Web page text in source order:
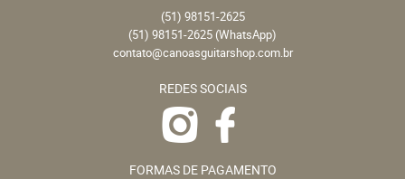
(51) 98151-2625
(51) 98151-2625 (WhatsApp)
contato@canoasguitarshop.com.br
REDES SOCIAIS
FORMAS DE PAGAMENTO